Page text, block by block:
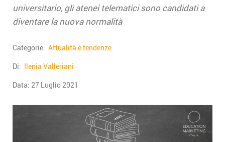
universitario, gli atenei telematici sono candidati a
diventare la nuova normalità
Categorie: Attualità e tendenze
Di: Ilenia Valleriani
Data: 27 Luglio 2021